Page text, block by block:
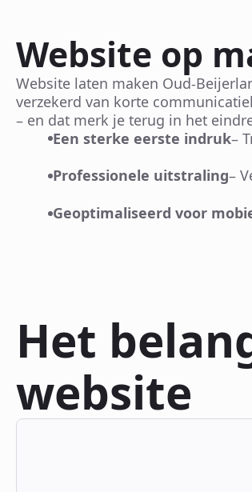
Website op
Website laten maken Oud-
verzekerd van korte
– en dat merk je terug in het
Een sterke eerste indruk–
Professionele uitstraling–
Geoptimaliseerd voor
Het
website